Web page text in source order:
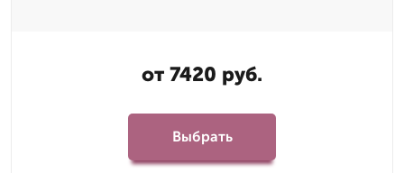
от 7420 руб.
Выбрать